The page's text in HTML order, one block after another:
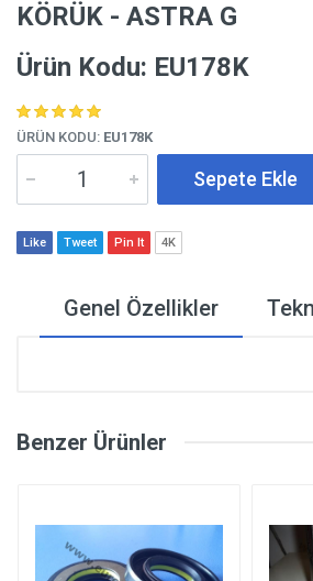
KÖRÜK - ASTRA G
Ürün Kodu: EU178K
ÜRÜN KODU: EU178K
Sepete Ekle
Like Tweet Pin It 4K
Genel Özellikler
Benzer Ürünler